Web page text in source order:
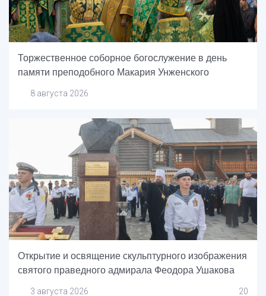
Торжественное соборное богослужение в день
памяти преподобного Макария Унженского
8 августа 2026
Открытие и освящение скульптурного изображения
святого праведного адмирала Феодора Ушакова
3 августа 2026 20